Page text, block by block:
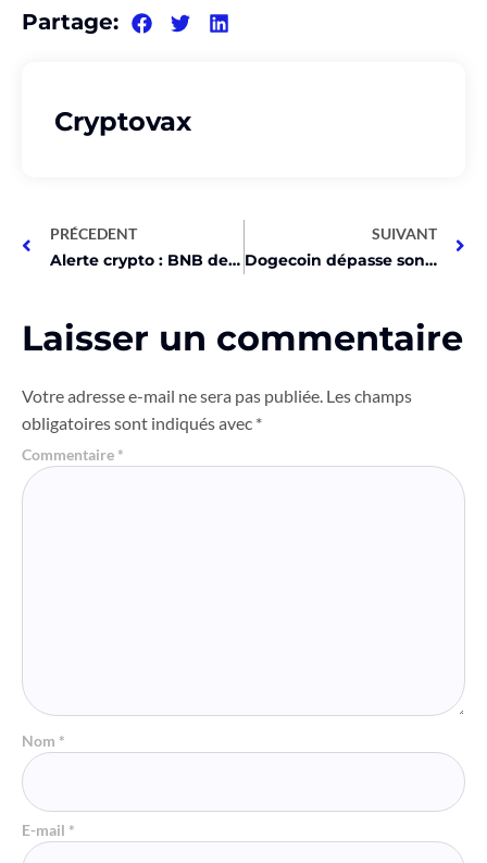
Partage:
Cryptovax
PRÉCEDENT
Alerte crypto : BNB de Binance va exploser ! Voici pourquoi
SUIVANT
Dogecoin dépasse son origine de meme: Coinbase révèle tout!
Laisser un commentaire
Votre adresse e-mail ne sera pas publiée. Les champs
obligatoires sont indiqués avec *
Commentaire *
Nom *
E-mail *